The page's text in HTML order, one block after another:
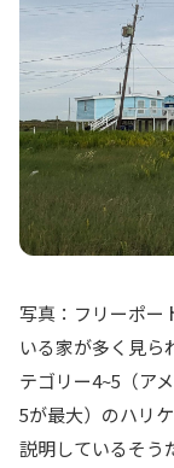
写真：フリーポー
いる家が多く見ら
テゴリー4~5（ア
5が最大）のハリ
説明しているそう